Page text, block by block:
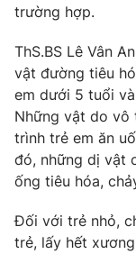
Ðiện thoại Thời báo
Liên hệ quảng cáo:
trường hợp.
ThS.BS Lê Vân
vật đường tiêu
em dưới 5 tuổi
Những vật do vô
trình trẻ em ăn
đó, những dị vật
ống tiêu hóa,
Đối với trẻ nhỏ,
trẻ, lấy hết